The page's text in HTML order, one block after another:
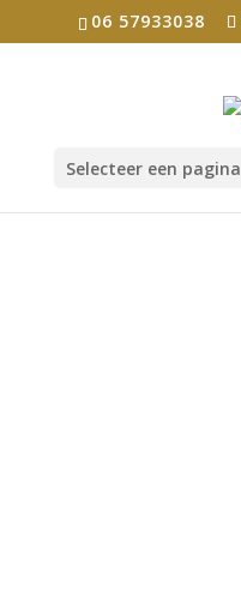
06 57933038
Selecteer een pagina